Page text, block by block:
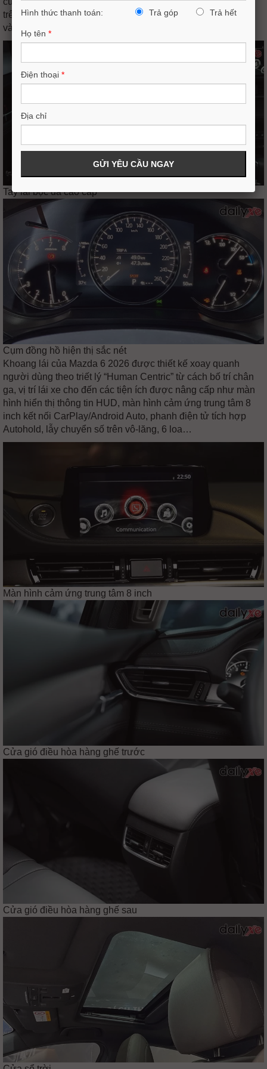
trên trang phục truyền thống Kimono, gia tăng sự sang trọng
và lịch lãm.
Tay lái bọc da cao cấp
Cụm đồng hồ hiện thị sắc nét
Khoang lái của Mazda 6 2026 được thiết kế xoay quanh
người dùng theo triết lý “Human Centric” từ cách bố trí chân
ga, vị trí lái xe cho đến các tiện ích được nâng cấp như màn
hình hiển thị thông tin HUD, màn hình cảm ứng trung tâm 8
inch kết nối CarPlay/Android Auto, phanh điện tử tích hợp
Autohold, lẫy chuyển số trên vô-lăng, 6 loa…
Màn hình cảm ứng trung tâm 8 inch
Cửa gió điều hòa hàng ghế trước
Cửa gió điều hòa hàng ghế sau
Hình thức thanh toán: Trả góp Trả hết
Họ tên *
Điện thoại *
Địa chỉ